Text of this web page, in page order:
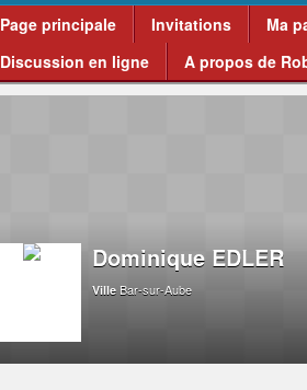
Page principale Invitations Ma
Discussion en ligne
A propos de
Dominique EDLER
Ville Bar-sur-Aube